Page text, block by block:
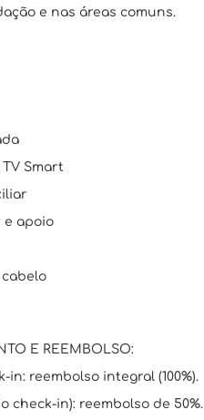
e nas áreas comuns.
Smart
e apoio
E REEMBOLSO:
reembolso integral (100%).
check-in): reembolso de 50%.